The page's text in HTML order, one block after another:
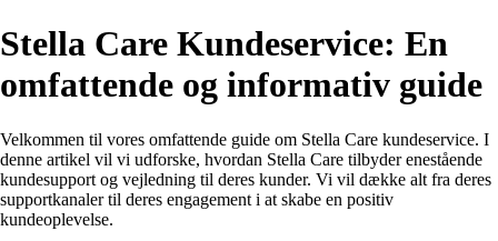
Stella Care Kundeservice: En
omfattende og informativ guide
Velkommen til vores omfattende guide om Stella Care kundeservice. I
denne artikel vil vi udforske, hvordan Stella Care tilbyder enestående
kundesupport og vejledning til deres kunder. Vi vil dække alt fra deres
supportkanaler til deres engagement i at skabe en positiv
kundeoplevelse.